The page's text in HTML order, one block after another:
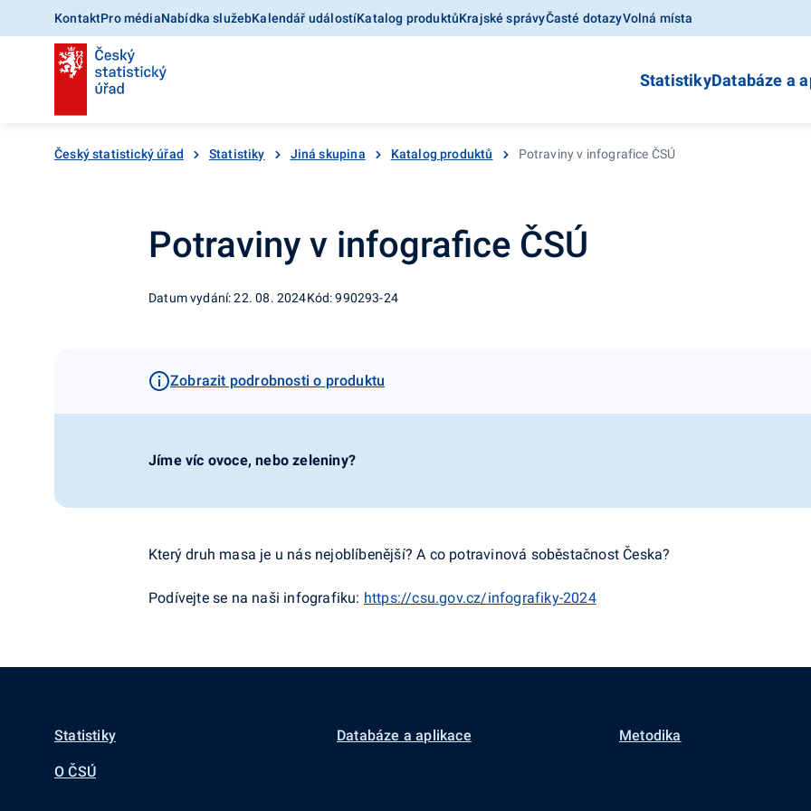
KontaktPro médiaNabídka služebKalendář událostíKatalog produktůKrajské správyČasté dotazyVolná místa
StatistikyDatabáze a
Český statistický úřad Statistiky Jiná skupina Katalog produktů Potraviny v infografice ČSÚ
Potraviny v infografice ČSÚ
Datum vydání: 22. 08. 2024Kód: 990293-24
Zobrazit podrobnosti o produktu
Jíme víc ovoce, nebo zeleniny?
Který druh masa je u nás nejoblíbenější? A co potravinová soběstačnost Česka?
Podívejte se na naši infografiku: https://csu.gov.cz/infografiky-2024
Statistiky Databáze a aplikace Metodika
O ČSÚ